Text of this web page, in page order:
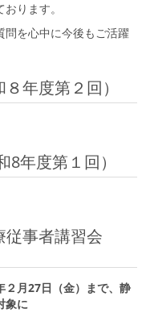
す。
に今後もご活躍
年度第２回）
年度第１回）
事者講習会
２月27日（金）まで、静
象に